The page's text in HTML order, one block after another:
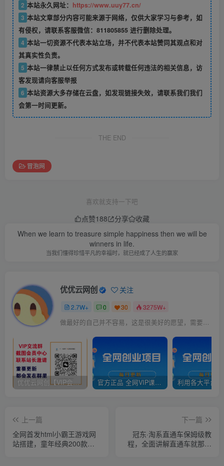
2 本站永久网址： https://www.uuy77.cn/
3 本站文章部分内容可能来源于网络，仅供大家学习与参考，如
有侵权，请联系客服微信：811805855 进行删除处理。
4 本站一切资源不代表本站立场，并不代表本站赞同其观点和对
其真实性负责。
5 本站一律禁止以任何方式发布或转载任何违法的相关信息，访
客发现请向客服举报
6 本站资源大多存储在云盘，如发现链接失效，请联系我们我们
会第一时间更新。
THE END
冒泡网
喜欢就支持一下吧
点赞188 分享
收藏
When we learn to treasure simple happiness then we will be
winners in life.
当我们懂得珍惜平凡的幸福时，就已经成了人生的赢家
优优云网创 关注
2.7W+ 0 30 3275W+
做最好的自己并不容易，这是很美好的愿望，需要耐心、坚持和毅力
优优云网创【VIP会员专属交流群】 官方正品 全网VIP课程 无损下载~
上一篇
全网首发html小霸王游戏网
站搭建，童年经典200款游
下一篇
冠东·淘系直通车保姆级教
程，全面讲解直通车就那么